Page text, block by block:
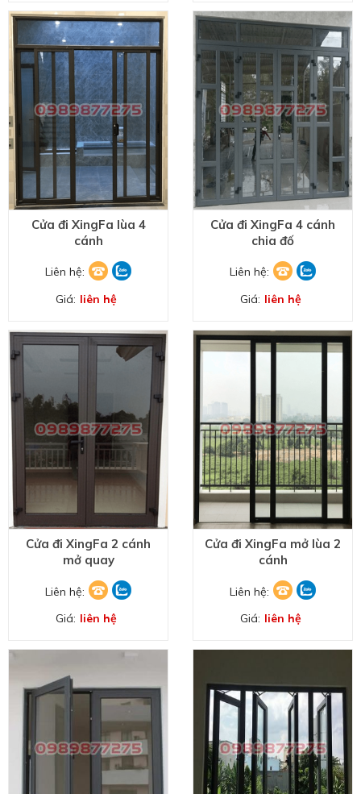
Cửa đi XingFa lùa 4
cánh
Liên hệ:
Giá: liên hệ
Cửa đi XingFa 4 cánh
chia đố
Liên hệ:
Giá: liên hệ
Cửa đi XingFa 2 cánh
mở quay
Liên hệ:
Giá: liên hệ
Cửa đi XingFa mở lùa 2
cánh
Liên hệ:
Giá: liên hệ